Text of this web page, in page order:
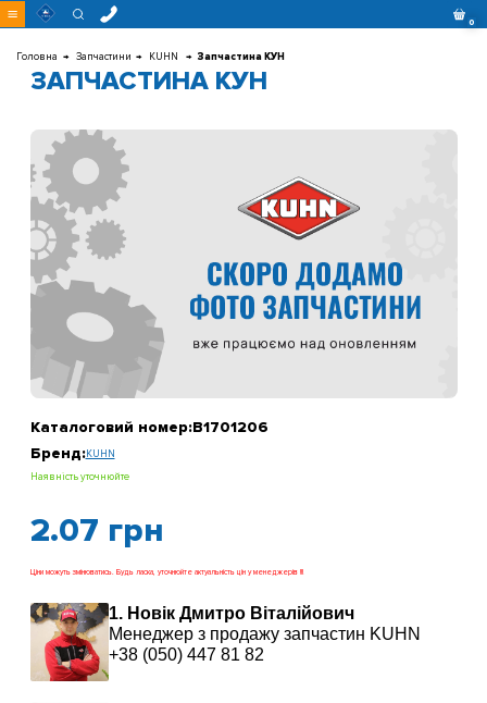
Перейти
до 0
Головна Запчастини KUHN Запчастина КУН
ЗАПЧАСТИНА КУН
Каталоговий номер:B1701206
Бренд:KUHN
Наявність уточнюйте
2.07 грн
Ціни можуть змінюватись. Будь ласка, уточнюйте актуальність цін у менеджерів !!!
1. Новік Дмитро Віталійович
Менеджер з продажу запчастин KUHN
+38 (050) 447 81 82